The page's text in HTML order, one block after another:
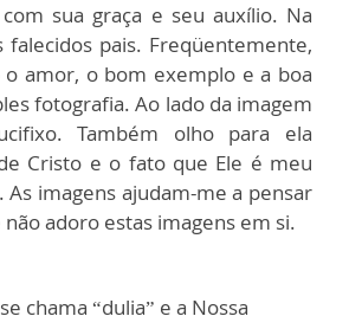
sua graça e seu auxílio. Na
pais. Freqüentemente,
amor, o bom exemplo e a boa
fotografia. Ao lado da imagem
Também olho para ela
Cristo e o fato que Ele é meu
imagens ajudam-me a pensar
adoro estas imagens em si.
chama “dulia” e a Nossa